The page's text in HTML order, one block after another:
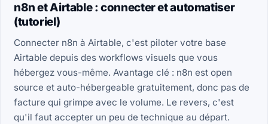
n8n et Airtable : connecter et automatiser
(tutoriel)
Connecter n8n à Airtable, c'est piloter votre base
Airtable depuis des workflows visuels que vous
hébergez vous-même. Avantage clé : n8n est open
source et auto-hébergeable gratuitement, donc pas de
facture qui grimpe avec le volume. Le revers, c'est
qu'il faut accepter un peu de technique au départ.